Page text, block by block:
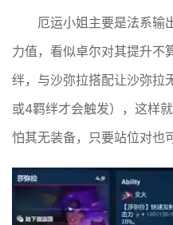
厄运小姐主要是法系输
力值，看似卓尔对其提升不
绊，与沙弥拉搭配让沙弥拉
或4羁绊才会触发），这样
怕其无装备，只要站位对也